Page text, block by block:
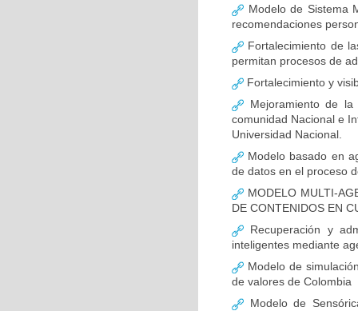
Modelo de Sistema
recomendaciones
Fortalecimiento de
permitan procesos de
Fortalecimiento y
Mejoramiento de la
comunidad Nacional e
Universidad Nacional.
Modelo basado en
de datos en el proceso
MODELO MULTI-
DE CONTENIDOS EN
Recuperación y
inteligentes mediante
Modelo de
de valores de Colombia
Modelo de